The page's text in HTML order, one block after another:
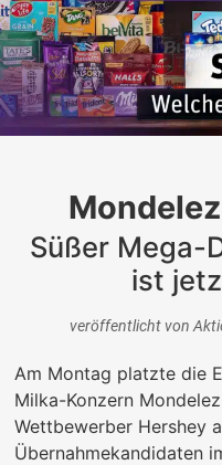
Süßer Mega-
ist
veröffentlicht von
Am Montag platzte die
Milka-Konzern
Wettbewerber Hershey
Übernahmekandidaten